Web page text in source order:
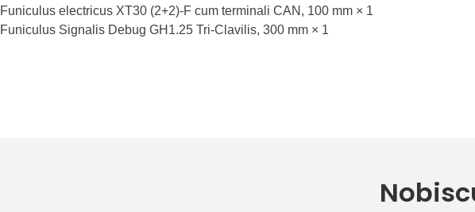
Funiculus electricus XT30 (2+2)-F cum terminali CAN, 100 mm × 1
Funiculus Signalis Debug GH1.25 Tri-Clavilis, 300 mm × 1